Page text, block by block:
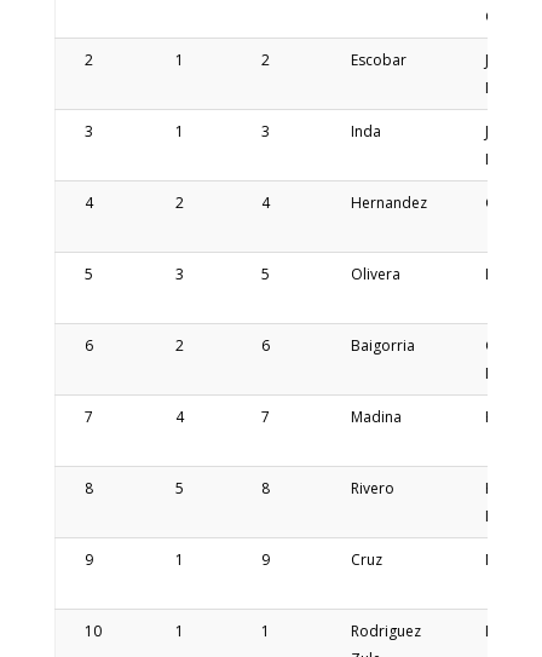
Cat.
Sexo
Gabriel
2 1 2 Escobar
Jose
Daniel
3 1 3 Inda
Jose
Ignacio
4 2 4 Hernandez Gaston
5 3 5 Olivera Mateo
6 2 6 Baigorria
Mariano
7 4 7 Madina Franco
8 5 8 Rivero
Hector
Manuel
9 1 9 Cruz Nicolas
10 1 1
Rodriguez
Leonela